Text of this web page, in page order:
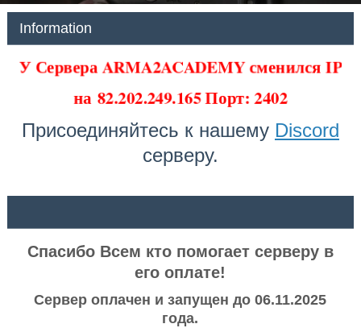
Information
У Сервера ARMA2ACADEMY сменился IP
на82.202.249.165 Порт: 2402
Присоединяйтесь к нашему Discord
серверу.
Спасибо Всем кто помогает серверу в
его оплате!
Сервер оплачен и запущен до 06.11.2025
года.